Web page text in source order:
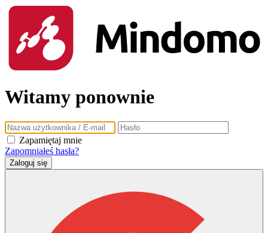
Witamy ponownie
Zapamiętaj mnie
Zapomniałeś hasła?
Zaloguj się